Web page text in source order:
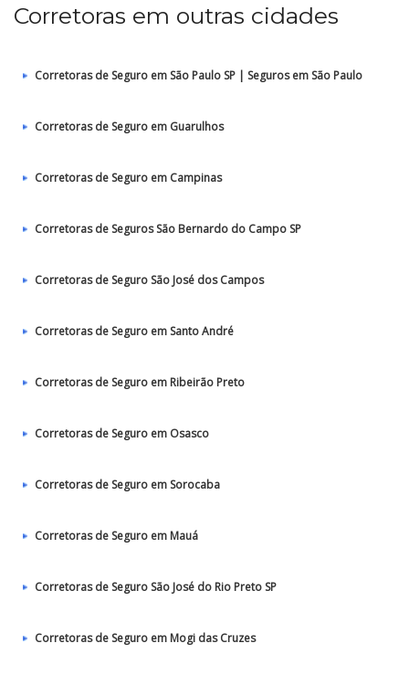
Corretoras em outras cidades
Corretoras de Seguro em São Paulo SP | Seguros em São Paulo
Corretoras de Seguro em Guarulhos
Corretoras de Seguro em Campinas
Corretoras de Seguros São Bernardo do Campo SP
Corretoras de Seguro São José dos Campos
Corretoras de Seguro em Santo André
Corretoras de Seguro em Ribeirão Preto
Corretoras de Seguro em Osasco
Corretoras de Seguro em Sorocaba
Corretoras de Seguro em Mauá
Corretoras de Seguro São José do Rio Preto SP
Corretoras de Seguro em Mogi das Cruzes